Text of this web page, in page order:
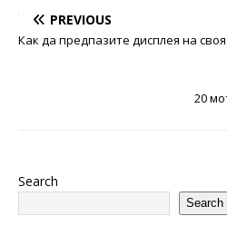
PREVIOUS
Как да предпазите дисплея на
20
Search
Search